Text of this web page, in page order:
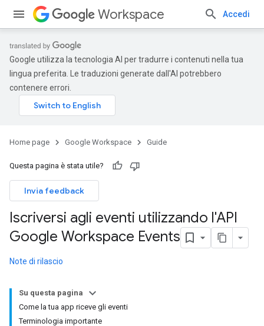
Workspace Accedi
Google utilizza la tecnologia AI per tradurre i contenuti nella tua
lingua preferita. Le traduzioni generate dall'AI potrebbero
contenere errori.
Home page Google Workspace Guide
Questa pagina è stata utile?
Invia feedback
Iscriversi agli eventi utilizzando l'API
Google Workspace Events
Note di rilascio
Su questa pagina
Come la tua app riceve gli eventi
Terminologia importante